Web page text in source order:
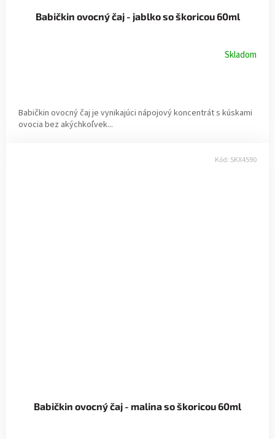
Babičkin ovocný čaj - jablko so škoricou 60ml
Skladom
Babičkin ovocný čaj je vynikajúci nápojový koncentrát s kúskami
ovocia bez akýchkoľvek...
Babičkin ovocný čaj - malina so škoricou 60ml
Kód: SKX4590